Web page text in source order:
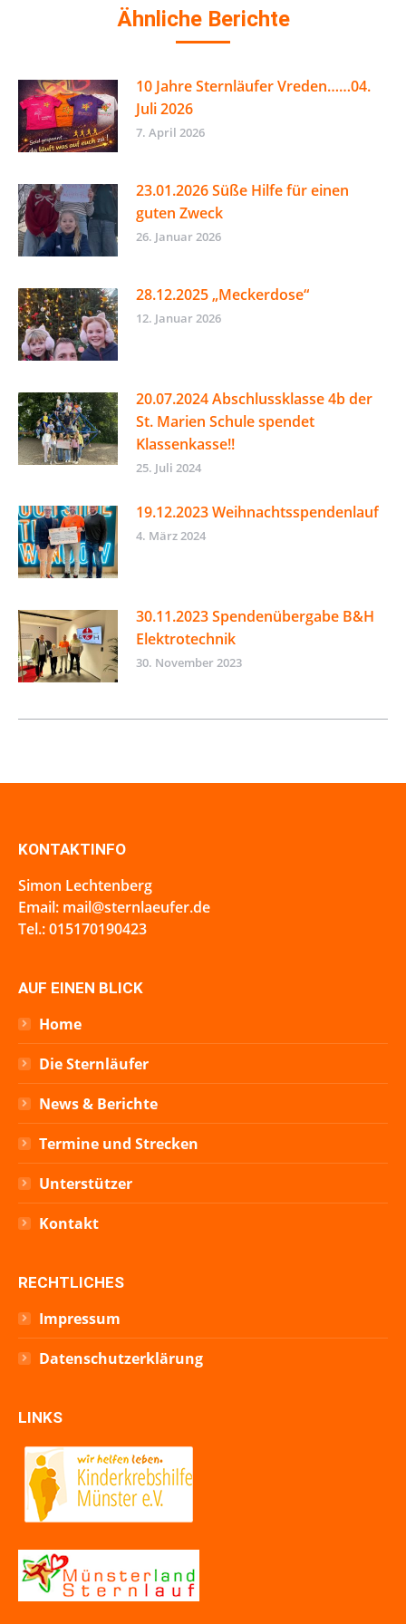
Ähnliche Berichte
10 Jahre Sternläufer Vreden……04.
Juli 2026
7. April 2026
23.01.2026 Süße Hilfe für einen
guten Zweck
26. Januar 2026
28.12.2025 „Meckerdose“
12. Januar 2026
20.07.2024 Abschlussklasse 4b der
St. Marien Schule spendet
Klassenkasse!!
25. Juli 2024
19.12.2023 Weihnachtsspendenlauf
4. März 2024
30.11.2023 Spendenübergabe B&H
Elektrotechnik
30. November 2023
KONTAKTINFO
Simon Lechtenberg
Email: mail@sternlaeufer.de
Tel.: 015170190423
AUF EINEN BLICK
Home
Die Sternläufer
News & Berichte
Termine und Strecken
Unterstützer
Kontakt
RECHTLICHES
Impressum
Datenschutzerklärung
LINKS